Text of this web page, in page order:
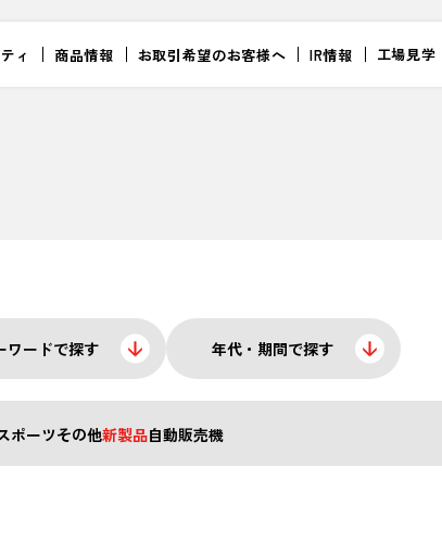
ィ 商品情報 お取引希望のお客様へ IR情報 工場見学
ポーツその他新製品自動販売機
ワードで探す 年代・期間で探す